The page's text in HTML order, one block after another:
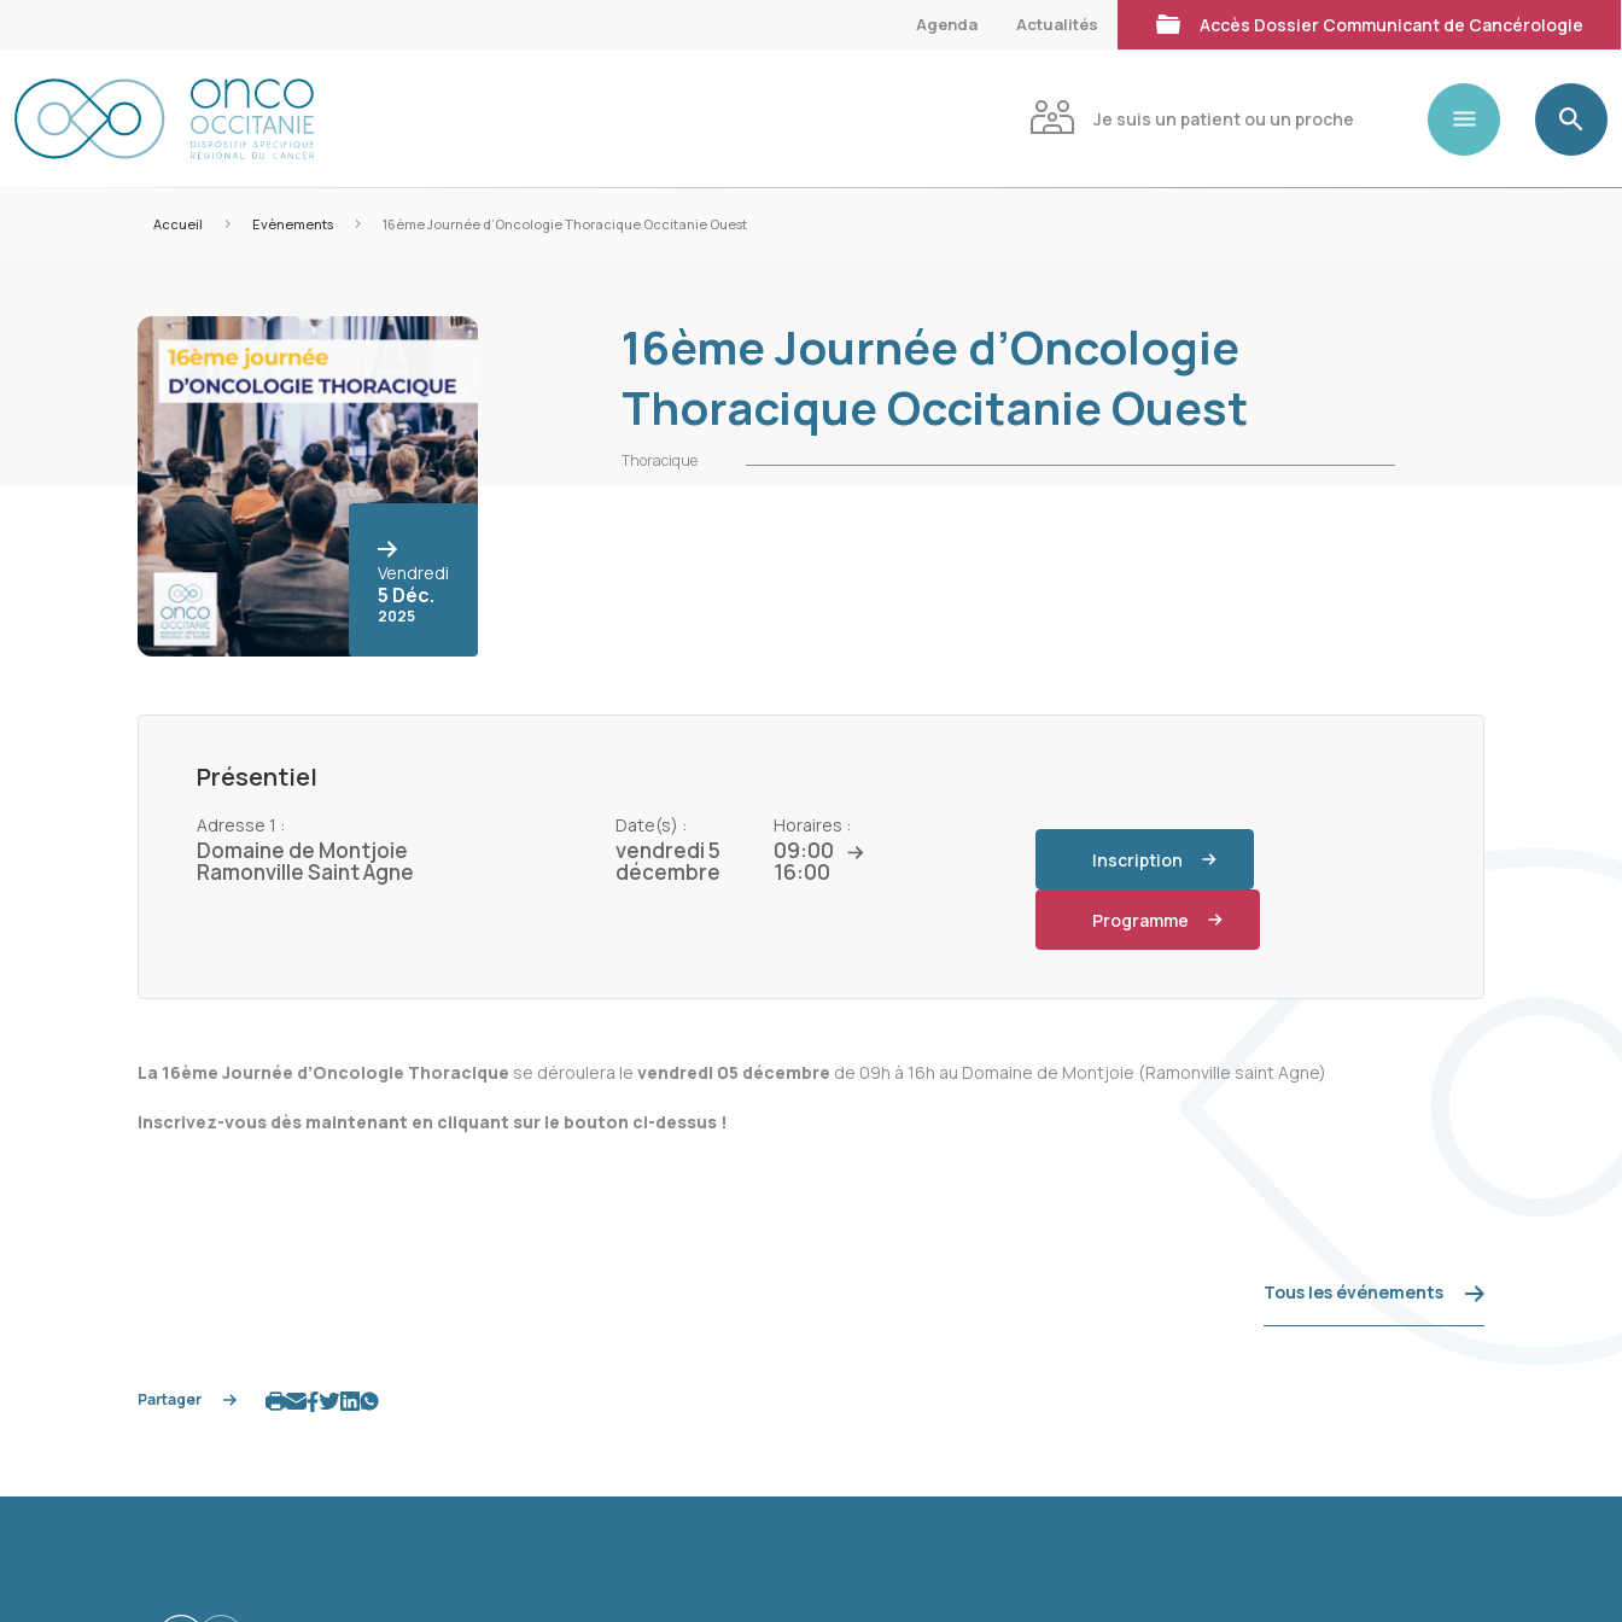
Agenda Actualités Accès Dossier Communicant de Cancérologie
Je suis un patient ou un proche
Accueil > Evènements > 16ème Journée d’Oncologie Thoracique Occitanie Ouest
Vendredi
5 Déc.
2025
16ème Journée d’Oncologie
Thoracique Occitanie Ouest
Thoracique
Présentiel
Adresse 1 :
Domaine de Montjoie
Ramonville Saint Agne
Date(s) :
vendredi 5
décembre
Horaires :
09:00
16:00 Inscription
Programme
La 16ème Journée d’Oncologie Thoracique se déroulera le vendredi 05 décembre de 09h à 16h au Domaine de Montjoie (Ramonville saint Agne)
Inscrivez-vous dès maintenant en cliquant sur le bouton ci-dessus !
Tous les événements
Partager